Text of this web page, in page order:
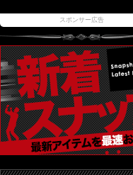
スポンサー広告